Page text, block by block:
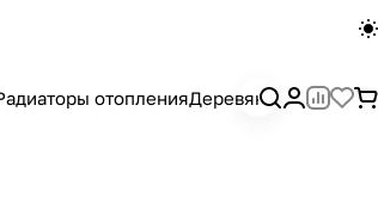
отопленияДеревянный